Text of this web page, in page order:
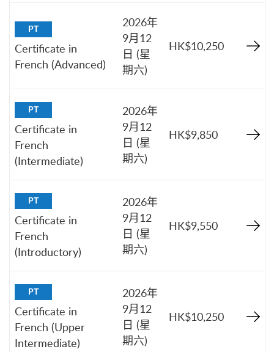
PT
Certificate in
French (Advanced)
2026年
9月12
日 (星
期六)
HK$10,250
PT
Certificate in
French
(Intermediate)
2026年
9月12
日 (星
期六)
HK$9,850
PT
Certificate in
French
(Introductory)
2026年
9月12
日 (星
期六)
HK$9,550
PT
Certificate in
French (Upper
Intermediate)
2026年
9月12
日 (星
期六)
HK$10,250